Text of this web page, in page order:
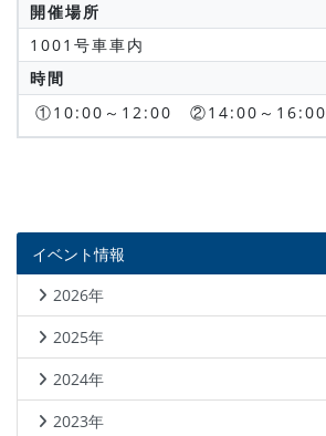
開催場所
1001号車車内
時間
①10:00～12:00 ②14:00～16:00
イベント情報
2026年
2025年
2024年
2023年